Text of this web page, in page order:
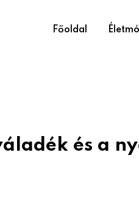
Főoldal
és a